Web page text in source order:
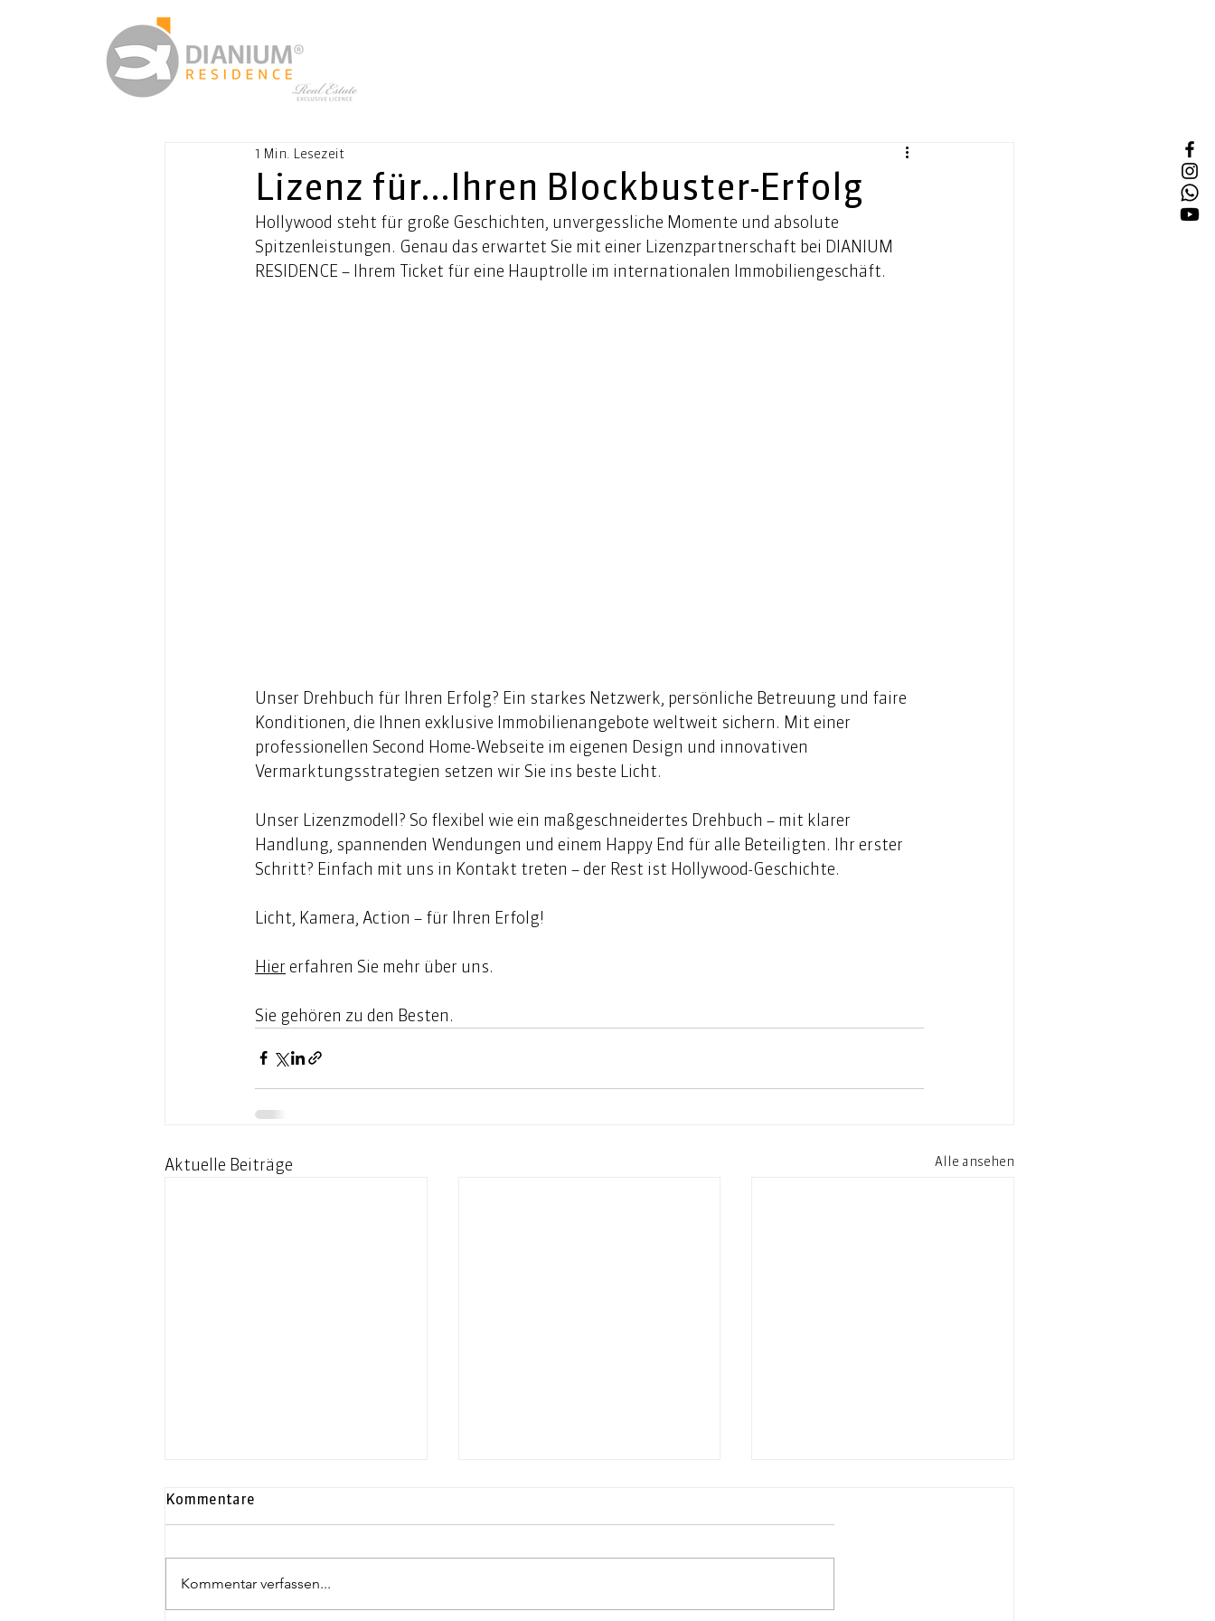
Lizenz für...Ihren Blockbuster-Erfolg
1 Min. Lesezeit
Hollywood steht für große Geschichten, unvergessliche Momente und absolute
Spitzenleistungen. Genau das erwartet Sie mit einer Lizenzpartnerschaft bei DIANIUM
RESIDENCE – Ihrem Ticket für eine Hauptrolle im internationalen Immobiliengeschäft.
Unser Drehbuch für Ihren Erfolg? Ein starkes Netzwerk, persönliche Betreuung und faire
Konditionen, die Ihnen exklusive Immobilienangebote weltweit sichern. Mit einer
professionellen Second Home-Webseite im eigenen Design und innovativen
Vermarktungsstrategien setzen wir Sie ins beste Licht.
Unser Lizenzmodell? So flexibel wie ein maßgeschneidertes Drehbuch – mit klarer
Handlung, spannenden Wendungen und einem Happy End für alle Beteiligten. Ihr erster
Schritt? Einfach mit uns in Kontakt treten – der Rest ist Hollywood-Geschichte.
Licht, Kamera, Action – für Ihren Erfolg!
Hier erfahren Sie mehr über uns.
Sie gehören zu den Besten.
Aktuelle Beiträge Alle ansehen
Kommentare
Kommentar verfassen...